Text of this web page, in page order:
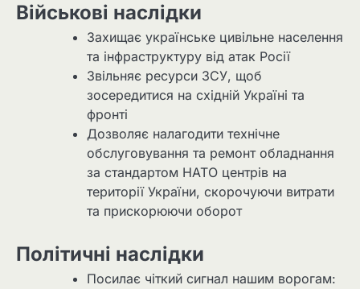
Військові наслідки
Захищає українське цивільне населення
та інфраструктуру від атак Росії
Звільняє ресурси ЗСУ, щоб
зосередитися на східній Україні та
фронті
Дозволяє налагодити технічне
обслуговування та ремонт обладнання
за стандартом НАТО центрів на
території України, скорочуючи витрати
та прискорюючи оборот
Політичні наслідки
Посилає чіткий сигнал нашим ворогам: